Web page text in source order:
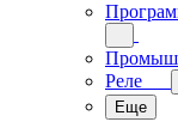
Реле
Еще